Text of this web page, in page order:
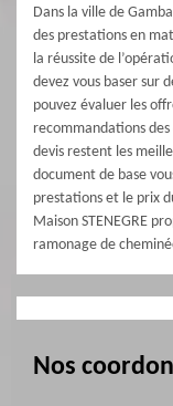
Dans la ville de
des prestations en
la réussite de
devez vous baser sur
pouvez évaluer les
recommandations
devis restent les
document de base
prestations et le prix
Maison STENEGRE
ramonage de
Nos